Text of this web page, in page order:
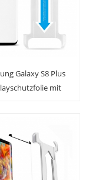
Galaxy S8 Plus
mit